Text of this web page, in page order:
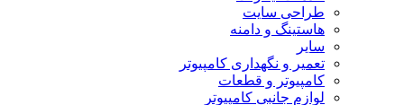
طراحی سایت
هاستینگ و دامنه
سایر
تعمیر و نگهداری کامپیوتر
کامپیوتر و قطعات
لوازم جانبی کامپیوتر